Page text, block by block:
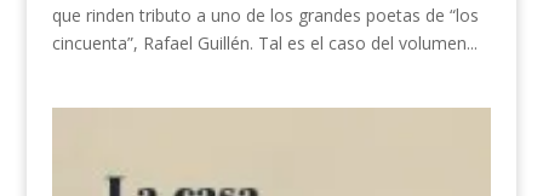
que rinden tributo a uno de los grandes poetas de “los
cincuenta”, Rafael Guillén. Tal es el caso del volumen...